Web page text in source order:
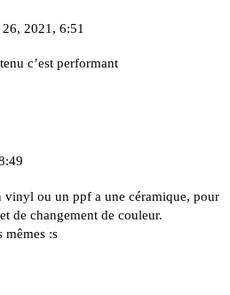
2021, 6:51
c’est performant
vinyl ou un ppf a une céramique, pour
de changement de couleur.
mêmes :s